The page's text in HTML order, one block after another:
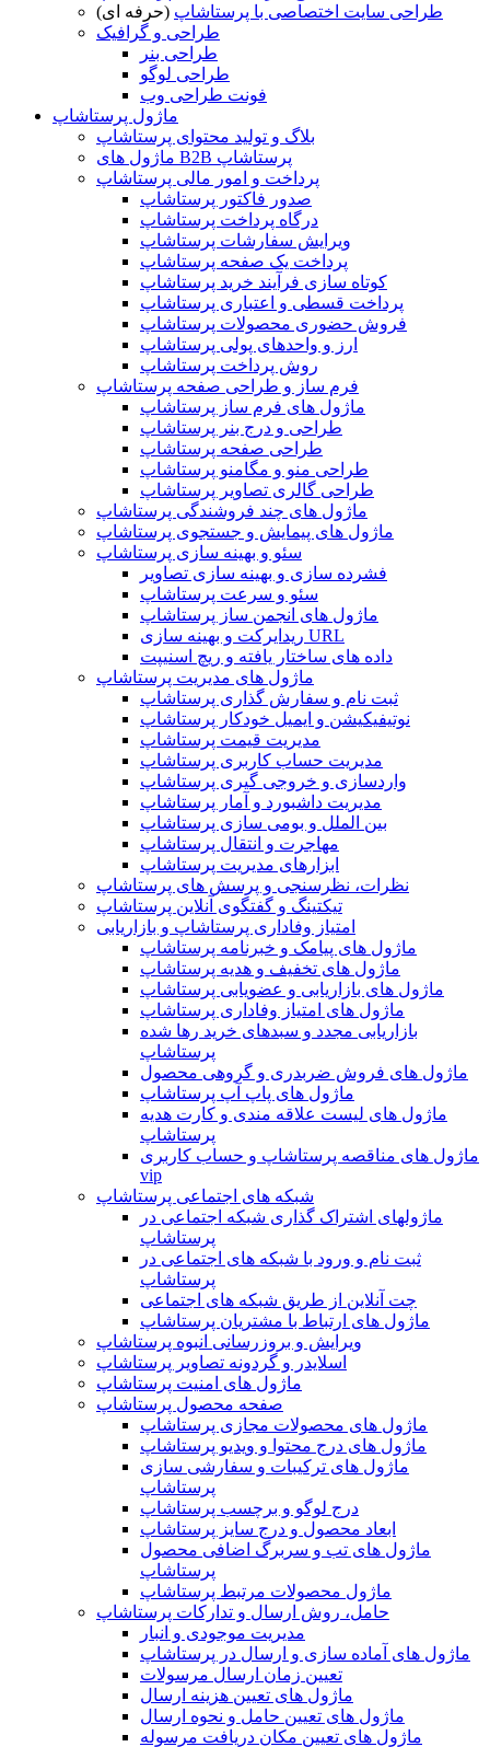
طراحی سایت اختصاصی با پرستاشاپ (حرفه ای)
طراحی و گرافیک
طراحی بنر
طراحی لوگو
فونت طراحی وب
ماژول پرستاشاپ
بلاگ و تولید محتوای پرستاشاپ
ماژول های B2B پرستاشاپ
پرداخت و امور مالی پرستاشاپ
صدور فاکتور پرستاشاپ
درگاه پرداخت پرستاشاپ
ویرایش سفارشات پرستاشاپ
پرداخت یک صفحه پرستاشاپ
کوتاه سازی فرآیند خرید پرستاشاپ
پرداخت قسطی و اعتباری پرستاشاپ
فروش حضوری محصولات پرستاشاپ
ارز و واحدهای پولی پرستاشاپ
روش پرداخت پرستاشاپ
فرم ساز و طراحی صفحه پرستاشاپ
ماژول های فرم ساز پرستاشاپ
طراحی و درج بنر پرستاشاپ
طراحی صفحه پرستاشاپ
طراحی منو و مگامنو پرستاشاپ
طراحی گالری تصاویر پرستاشاپ
ماژول های چند فروشندگی پرستاشاپ
ماژول های پیمایش و جستجوی پرستاشاپ
سئو و بهینه سازی پرستاشاپ
فشرده سازی و بهینه سازی تصاویر
سئو و سرعت پرستاشاپ
ماژول های انجمن ساز پرستاشاپ
ریدایرکت و بهینه سازی URL
داده های ساختار یافته و ریچ اسنیپت
ماژول های مدیریت پرستاشاپ
ثبت نام و سفارش گذاری پرستاشاپ
نوتیفیکیشن و ایمیل خودکار پرستاشاپ
مدیریت قیمت پرستاشاپ
مدیریت حساب کاربری پرستاشاپ
واردسازی و خروجی گیری پرستاشاپ
مدیریت داشبورد و آمار پرستاشاپ
بین الملل و بومی سازی پرستاشاپ
مهاجرت و انتقال پرستاشاپ
ابزارهای مدیریت پرستاشاپ
نظرات، نظرسنجی و پرسش های پرستاشاپ
تیکتینگ و گفتگوی آنلاین پرستاشاپ
امتیاز وفاداری پرستاشاپ و بازاریابی
ماژول های پیامک و خبرنامه پرستاشاپ
ماژول های تخفیف و هدیه پرستاشاپ
ماژول های بازاریابی و عضویابی پرستاشاپ
ماژول های امتیاز وفاداری پرستاشاپ
بازاریابی مجدد و سبدهای خرید رها شده
پرستاشاپ
ماژول های فروش ضربدری و گروهی محصول
ماژول های پاپ آپ پرستاشاپ
ماژول های لیست علاقه مندی و کارت هدیه
پرستاشاپ
ماژول های مناقصه پرستاشاپ و حساب کاربری
vip
شبکه های اجتماعی پرستاشاپ
ماژولهای اشتراک‌ گذاری شبکه اجتماعی در
پرستاشاپ
ثبت نام و ورود با شبکه های اجتماعی در
پرستاشاپ
چت آنلاین از طریق شبکه های اجتماعی
ماژول های ارتباط با مشتریان پرستاشاپ
ویرایش و بروزرسانی انبوه پرستاشاپ
اسلایدر و گردونه تصاویر پرستاشاپ
ماژول های امنیت پرستاشاپ
صفحه محصول پرستاشاپ
ماژول های محصولات مجازی پرستاشاپ
ماژول های درج محتوا و ویدیو پرستاشاپ
ماژول های ترکیبات و سفارشی سازی
پرستاشاپ
درج لوگو و برچسب پرستاشاپ
ابعاد محصول و درج سایز پرستاشاپ
ماژول های تب و سربرگ اضافی محصول
پرستاشاپ
ماژول محصولات مرتبط پرستاشاپ
حامل، روش ارسال و تدارکات پرستاشاپ
مدیریت موجودی و انبار
ماژول های آماده سازی و ارسال در پرستاشاپ
تعیین زمان ارسال مرسولات
ماژول های تعیین هزینه ارسال
ماژول های تعیین حامل و نحوه ارسال
ماژول های تعیین مکان دریافت مرسوله